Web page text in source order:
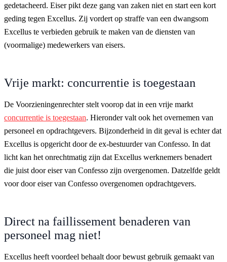
gedetacheerd. Eiser pikt deze gang van zaken niet en start een kort
geding tegen Excellus. Zij vordert op straffe van een dwangsom
Excellus te verbieden gebruik te maken van de diensten van
(voormalige) medewerkers van eisers.
Vrije markt: concurrentie is toegestaan
De Voorzieningenrechter stelt voorop dat in een vrije markt
concurrentie is toegestaan. Hieronder valt ook het overnemen van
personeel en opdrachtgevers. Bijzonderheid in dit geval is echter dat
Excellus is opgericht door de ex-bestuurder van Confesso. In dat
licht kan het onrechtmatig zijn dat Excellus werknemers benadert
die juist door eiser van Confesso zijn overgenomen. Datzelfde geldt
voor door eiser van Confesso overgenomen opdrachtgevers.
Direct na faillissement benaderen van
personeel mag niet!
Excellus heeft voordeel behaalt door bewust gebruik gemaakt van